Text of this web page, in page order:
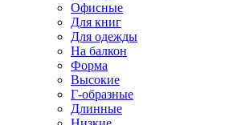
Офисные
Для книг
Для одежды
На балкон
Форма
Высокие
Г-образные
Длинные